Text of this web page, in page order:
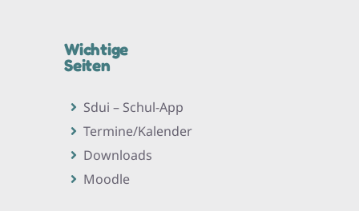
Wichtige
Seiten
Sdui – Schul-App
Termine/Kalender
Downloads
Moodle